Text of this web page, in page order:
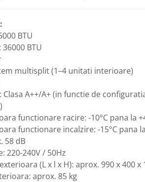
BTU
BTU
multisplit (1–4 unitati interioare)
A++/A+ (in functie de
functionare racire: -10°C pana la
functionare incalzire: -15°C pana
58 dB
220-240V / 50Hz
(L x l x H): aprox. 990 x 400 x
aprox. 85 kg